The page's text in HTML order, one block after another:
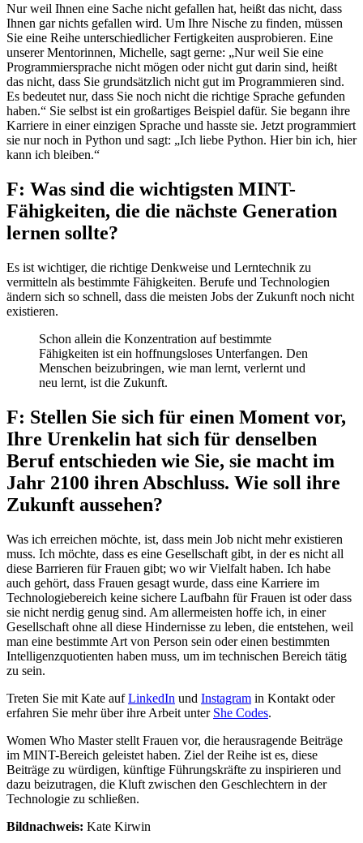
Nur weil Ihnen eine Sache nicht gefallen hat, heißt das nicht, dass
Ihnen gar nichts gefallen wird. Um Ihre Nische zu finden, müssen
Sie eine Reihe unterschiedlicher Fertigkeiten ausprobieren. Eine
unserer Mentorinnen, Michelle, sagt gerne: „Nur weil Sie eine
Programmiersprache nicht mögen oder nicht gut darin sind, heißt
das nicht, dass Sie grundsätzlich nicht gut im Programmieren sind.
Es bedeutet nur, dass Sie noch nicht die richtige Sprache gefunden
haben.“ Sie selbst ist ein großartiges Beispiel dafür. Sie begann ihre
Karriere in einer einzigen Sprache und hasste sie. Jetzt programmiert
sie nur noch in Python und sagt: „Ich liebe Python. Hier bin ich, hier
kann ich bleiben.“
F: Was sind die wichtigsten MINT-
Fähigkeiten, die die nächste Generation
lernen sollte?
Es ist wichtiger, die richtige Denkweise und Lerntechnik zu
vermitteln als bestimmte Fähigkeiten. Berufe und Technologien
ändern sich so schnell, dass die meisten Jobs der Zukunft noch nicht
existieren.
Schon allein die Konzentration auf bestimmte
Fähigkeiten ist ein hoffnungsloses Unterfangen. Den
Menschen beizubringen, wie man lernt, verlernt und
neu lernt, ist die Zukunft.
F: Stellen Sie sich für einen Moment vor,
Ihre Urenkelin hat sich für denselben
Beruf entschieden wie Sie, sie macht im
Jahr 2100 ihren Abschluss. Wie soll ihre
Zukunft aussehen?
Was ich erreichen möchte, ist, dass mein Job nicht mehr existieren
muss. Ich möchte, dass es eine Gesellschaft gibt, in der es nicht all
diese Barrieren für Frauen gibt; wo wir Vielfalt haben. Ich habe
auch gehört, dass Frauen gesagt wurde, dass eine Karriere im
Technologiebereich keine sichere Laufbahn für Frauen ist oder dass
sie nicht nerdig genug sind. Am allermeisten hoffe ich, in einer
Gesellschaft ohne all diese Hindernisse zu leben, die entstehen, weil
man eine bestimmte Art von Person sein oder einen bestimmten
Intelligenzquotienten haben muss, um im technischen Bereich tätig
zu sein.
Treten Sie mit Kate aufLinkedIn und Instagram in Kontakt oder
erfahren Sie mehr über ihre Arbeit unter She Codes.
Women Who Master stellt Frauen vor, die herausragende Beiträge
im MINT-Bereich geleistet haben. Ziel der Reihe ist es, diese
Beiträge zu würdigen, künftige Führungskräfte zu inspirieren und
dazu beizutragen, die Kluft zwischen den Geschlechtern in der
Technologie zu schließen.
Bildnachweis: Kate Kirwin